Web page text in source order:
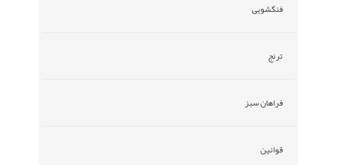
فنگشویی
ترنج
فراهان سبز
قوانین